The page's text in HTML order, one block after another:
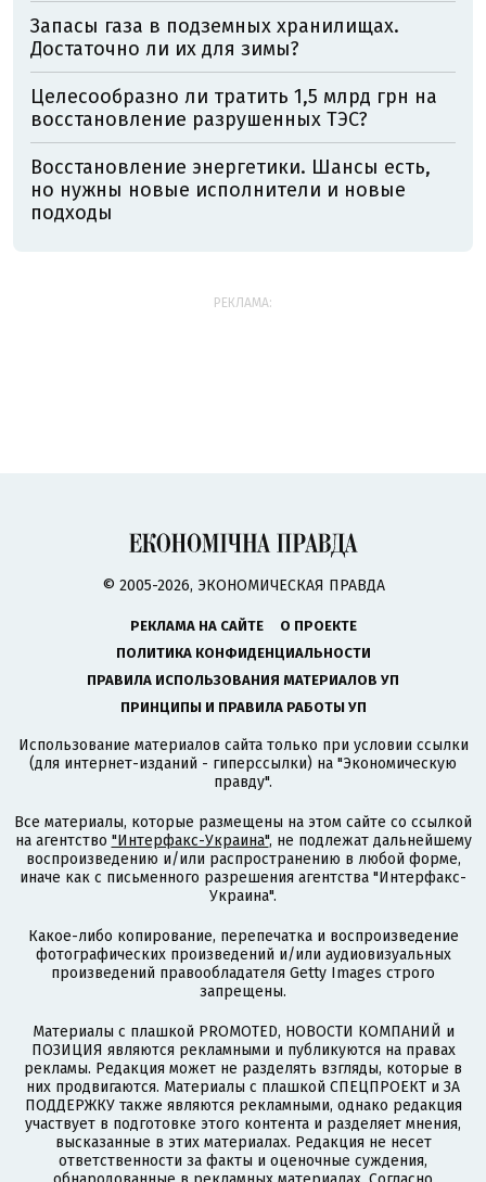
Запасы газа в подземных хранилищах.
Достаточно ли их для зимы?
Целесообразно ли тратить 1,5 млрд грн на
восстановление разрушенных ТЭС?
Восстановление энергетики. Шансы есть,
но нужны новые исполнители и новые
подходы
РЕКЛАМА:
© 2005-2026, ЭКОНОМИЧЕСКАЯ ПРАВДА
РЕКЛАМА НА САЙТЕ
О ПРОЕКТЕ
ПОЛИТИКА КОНФИДЕНЦИАЛЬНОСТИ
ПРАВИЛА ИСПОЛЬЗОВАНИЯ МАТЕРИАЛОВ УП
ПРИНЦИПЫ И ПРАВИЛА РАБОТЫ УП
Использование материалов сайта только при условии ссылки
(для интернет-изданий - гиперссылки) на "Экономическую
правду".
Все материалы, которые размещены на этом сайте со ссылкой
на агентство "Интерфакс-Украина", не подлежат дальнейшему
воспроизведению и/или распространению в любой форме,
иначе как с письменного разрешения агентства "Интерфакс-
Украина".
Какое-либо копирование, перепечатка и воспроизведение
фотографических произведений и/или аудиовизуальных
произведений правообладателя Getty Images строго
запрещены.
Материалы с плашкой PROMOTED, НОВОСТИ КОМПАНИЙ и
ПОЗИЦИЯ являются рекламными и публикуются на правах
рекламы. Редакция может не разделять взгляды, которые в
них продвигаются. Материалы с плашкой СПЕЦПРОЕКТ и ЗА
ПОДДЕРЖКУ также являются рекламными, однако редакция
участвует в подготовке этого контента и разделяет мнения,
высказанные в этих материалах. Редакция не несет
ответственности за факты и оценочные суждения,